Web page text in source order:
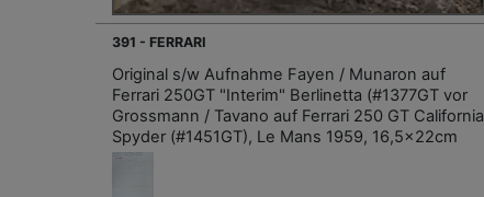
391 - FERRARI
Original s/w Aufnahme Fayen / Munaron auf
Ferrari 250GT "Interim" Berlinetta (#1377GT vor
Grossmann / Tavano auf Ferrari 250 GT California
Spyder (#1451GT), Le Mans 1959, 16,5x22cm